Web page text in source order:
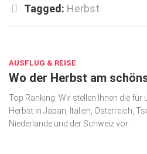
Top Gesundheitsforum Dresden
Geschäft
gesund & schön
Gesellschaft
Kunst & Kultur
Tagged: Herbst
AUSFLUG & REISE
Wo der Herbst am
Top Ranking: Wir stellen Ihnen die
Herbst in Japan, Italien, Österreich,
Niederlande und der Schweiz vor.